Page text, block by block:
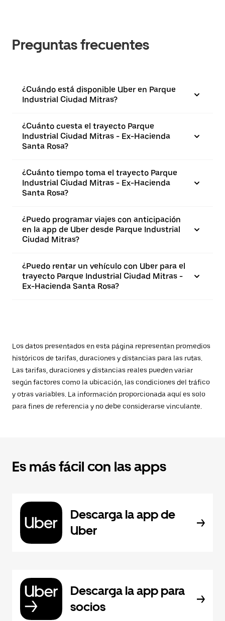
Preguntas frecuentes
¿Cuándo está disponible Uber en Parque
Industrial Ciudad Mitras?
¿Cuánto cuesta el trayecto Parque
Industrial Ciudad Mitras - Ex-Hacienda
Santa Rosa?
¿Cuánto tiempo toma el trayecto Parque
Industrial Ciudad Mitras - Ex-Hacienda
Santa Rosa?
¿Puedo programar viajes con anticipación
en la app de Uber desde Parque Industrial
Ciudad Mitras?
¿Puedo rentar un vehículo con Uber para el
trayecto Parque Industrial Ciudad Mitras -
Ex-Hacienda Santa Rosa?
Los datos presentados en esta página representan promedios
históricos de tarifas, duraciones y distancias para las rutas.
Las tarifas, duraciones y distancias reales pueden variar
según factores como la ubicación, las condiciones del tráfico
y otras variables. La información proporcionada aquí es solo
para fines de referencia y no debe considerarse vinculante.
Es más fácil con las apps
Descarga la app de
Uber
Descarga la app para
socios